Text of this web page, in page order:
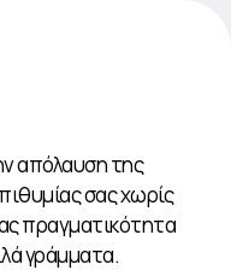
απόλαυση της
σας χωρίς
πραγματικότητα
γράμματα.